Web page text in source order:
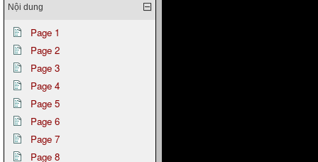
Nội dung
Page 1
Page 2
Page 3
Page 4
Page 5
Page 6
Page 7
Page 8